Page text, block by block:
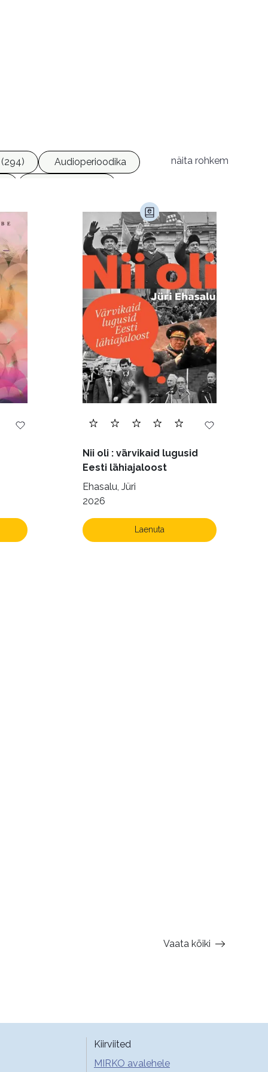
Audioperioodika
Religioon (107)
Transport (8)
näita rohkem
Nii oli : värvikaid lugusid
Eesti lähiajaloost
Ehasalu, Jüri
2026
Laenuta
Vaata kõiki
Kiirviited
MIRKO avalehele